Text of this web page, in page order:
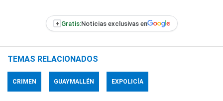
+ Gratis:Noticias exclusivas en
TEMAS RELACIONADOS
CRIMEN GUAYMALLÉN EXPOLICÍA